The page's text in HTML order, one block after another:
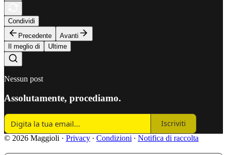
Condividi
Precedente
Avanti
Il meglio di
Ultime
Nessun post
Assolutamente, procediamo.
Iscriviti
© 2026 Maggioli · Privacy ∙ Condizioni ∙ Notifica di raccolta